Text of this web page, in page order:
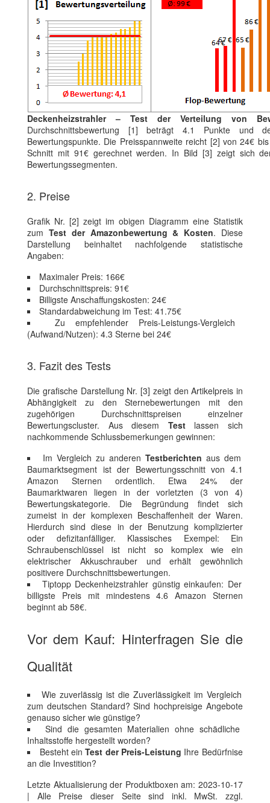
Deckenheizstrahler – Test der Verteilung von
Durchschnittsbewertung [1] beträgt 4.1 Punkte und
Bewertungspunkte. Die Preisspannweite reicht [2] von 24€
Schnitt mit 91€ gerechnet werden. In Bild [3] zeigt sich
Bewertungssegmenten.
2. Preise
Grafik Nr. [2] zeigt im obigen Diagramm eine Statistik
zum Test der Amazonbewertung & Kosten. Diese
Darstellung beinhaltet nachfolgende statistische
Angaben:
Maximaler Preis: 166€
Durchschnittspreis: 91€
Billigste Anschaffungskosten: 24€
Standardabweichung im Test: 41.75€
Zu empfehlender Preis-Leistungs-Vergleich
(Aufwand/Nutzen): 4.3 Sterne bei 24€
3. Fazit des Tests
Die grafische Darstellung Nr. [3] zeigt den Artikelpreis in
Abhängigkeit zu den Sternebewertungen mit den
zugehörigen Durchschnittspreisen einzelner
Bewertungscluster. Aus diesem Testlassen sich
nachkommende Schlussbemerkungen gewinnen:
Im Vergleich zu anderen Testberichten aus dem
Baumarktsegment ist der Bewertungsschnitt von 4.1
Amazon Sternen ordentlich. Etwa 24% der
Baumarktwaren liegen in der vorletzten (3 von 4)
Bewertungskategorie. Die Begründung findet sich
zumeist in der komplexen Beschaffenheit der Waren.
Hierdurch sind diese in der Benutzung komplizierter
oder defizitanfälliger. Klassisches Exempel: Ein
Schraubenschlüssel ist nicht so komplex wie ein
elektrischer Akkuschrauber und erhält gewöhnlich
positivere Durchschnittsbewertungen.
Tiptopp Deckenheizstrahler günstig einkaufen: Der
billigste Preis mit mindestens 4.6 Amazon Sternen
beginnt ab 58€.
Vor dem Kauf: Hinterfragen Sie die
Qualität
Wie zuverlässig ist die Zuverlässigkeit im Vergleich
zum deutschen Standard? Sind hochpreisige Angebote
genauso sicher wie günstige?
Sind die gesamten Materialien ohne schädliche
Inhaltsstoffe hergestellt worden?
Besteht einTest der Preis-Leistung Ihre Bedürfnise
an die Investition?
Letzte Aktualisierung der Produktboxen am: 2023-10-17
| Alle Preise dieser Seite sind inkl. MwSt. zzgl.